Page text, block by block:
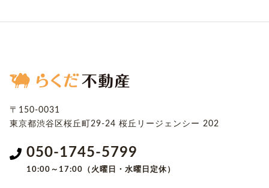
〒150-0031
東京都渋谷区桜丘町29-24 桜丘リージェンシー 202
050-1745-5799
10:00～17:00（火曜日・水曜日定休）